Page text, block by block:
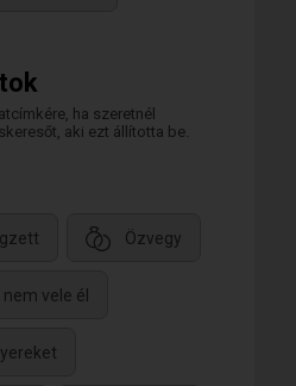
ha szeretnél
aki ezt állította be.
Özvegy
vele él